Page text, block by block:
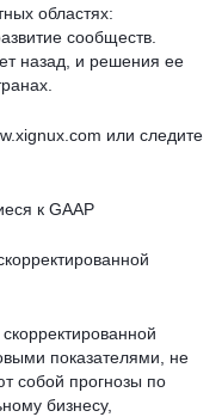
областях:
сообществ.
назад, и решения ее
или следите
к GAAP
показателями, не
собой прогнозы по
бизнесу,